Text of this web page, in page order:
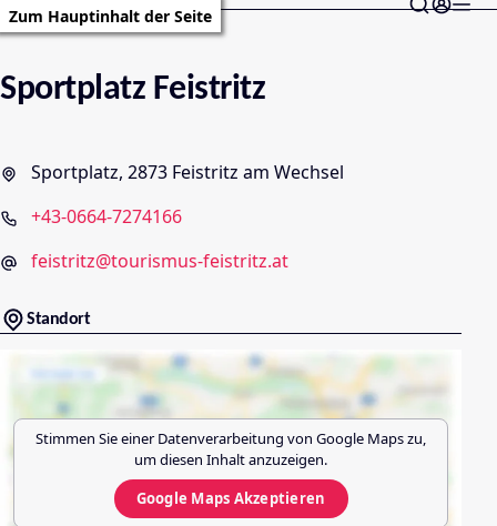
Zum Hauptinhalt der Seite
Sportplatz Feistritz
Sportplatz, 2873 Feistritz am Wechsel
+43-0664-7274166
feistritz@tourismus-feistritz.at
Standort
Stimmen Sie einer Datenverarbeitung von Google Mapszu,
um diesen Inhalt anzuzeigen.
Google Maps Akzeptieren